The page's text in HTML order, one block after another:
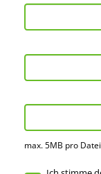
max. 5MB pro Datei